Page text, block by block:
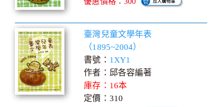
臺灣兒童文學年表
（1895~2004）
書號： 1XY1
作者：邱各容編著
庫存：16本
定價：310